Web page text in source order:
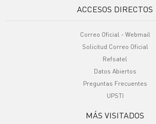
ACCESOS DIRECTOS
Correo Oficial - Webmail
Solicitud Correo Oficial
Refsatel
Datos Abiertos
Preguntas Frecuentes
UPSTI
MÁS VISITADOS